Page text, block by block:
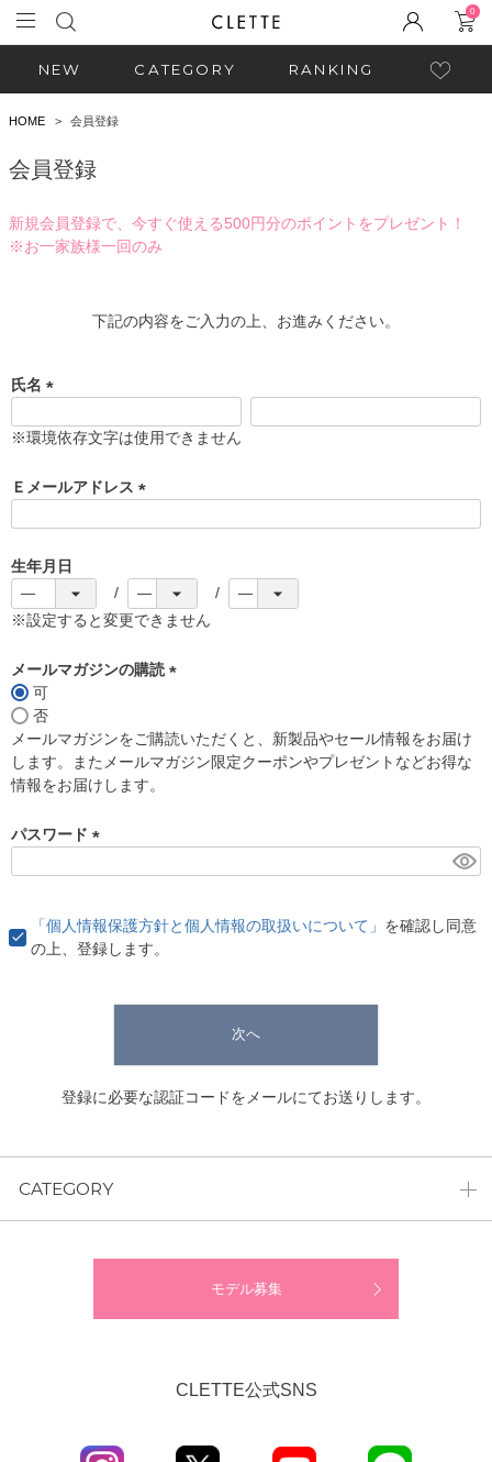
0
NEW CATEGORY RANKING
HOME 会員登録
会員登録
新規会員登録で、今すぐ使える500円分のポイントをプレゼント！
※お一家族様一回のみ
下記の内容をご入力の上、お進みください。
氏名
必
)
※環境依存文字は使用できません
Ｅメールアドレス
)
生年月日
※設定すると変更できません
メールマガジンの購読
須
)
可
否
メールマガジンをご購読いただくと、新製品やセール情報をお届け
します。またメールマガジン限定クーポンやプレゼントなどお得な
情報をお届けします。
パスワード
)
「個人情報保護方針と個人情報の取扱いについて」 を確認し同意
の上、登録します。
次へ
登録に必要な認証コードをメールにてお送りします。
CATEGORY
モデル募集
CLETTE公式SNS